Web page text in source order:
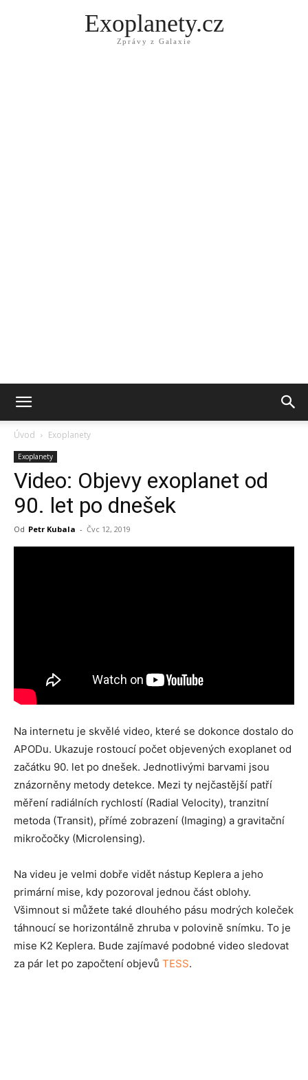
Exoplanety.cz
Zprávy z Galaxie
Úvod Exoplanety
Exoplanety
Video: Objevy exoplanet od
90. let po dnešek
Od Petr Kubala - Čvc 12, 2019
Na internetu je skvělé video, které se dokonce dostalo do
APODu. Ukazuje rostoucí počet objevených exoplanet od
začátku 90. let po dnešek. Jednotlivými barvami jsou
znázorněny metody detekce. Mezi ty nejčastější patří
měření radiálních rychlostí (Radial Velocity), tranzitní
metoda (Transit), přímé zobrazení (Imaging) a gravitační
mikročočky (Microlensing).
Na videu je velmi dobře vidět nástup Keplera a jeho
primární mise, kdy pozoroval jednou část oblohy.
Všimnout si můžete také dlouhého pásu modrých koleček
táhnoucí se horizontálně zhruba v polovině snímku. To je
mise K2 Keplera. Bude zajímavé podobné video sledovat
za pár let po započtení objevů TESS.